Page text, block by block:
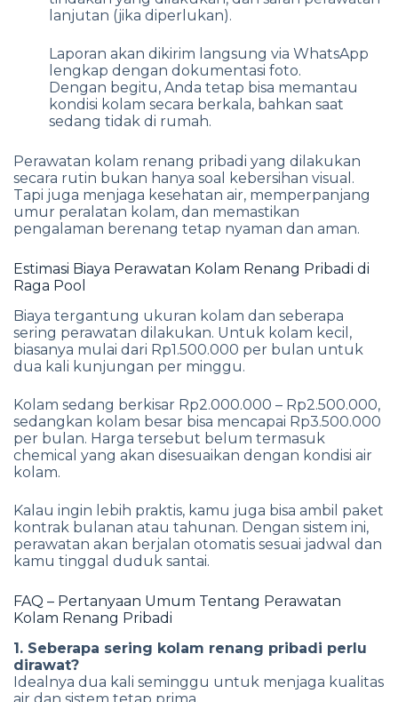
lanjutan (jika diperlukan).
Laporan akan dikirim langsung via WhatsApp
lengkap dengan dokumentasi foto.
Dengan begitu, Anda tetap bisa memantau
kondisi kolam secara berkala, bahkan saat
sedang tidak di rumah.
Perawatan kolam renang pribadi yang dilakukan
secara rutin bukan hanya soal kebersihan visual.
Tapi juga menjaga kesehatan air, memperpanjang
umur peralatan kolam, dan memastikan
pengalaman berenang tetap nyaman dan aman.
Estimasi Biaya Perawatan Kolam Renang Pribadi di
Raga Pool
Biaya tergantung ukuran kolam dan seberapa
sering perawatan dilakukan. Untuk kolam kecil,
biasanya mulai dari Rp1.500.000 per bulan untuk
dua kali kunjungan per minggu.
Kolam sedang berkisar Rp2.000.000 – Rp2.500.000,
sedangkan kolam besar bisa mencapai Rp3.500.000
per bulan. Harga tersebut belum termasuk
chemical yang akan disesuaikan dengan kondisi air
kolam.
Kalau ingin lebih praktis, kamu juga bisa ambil paket
kontrak bulanan atau tahunan. Dengan sistem ini,
perawatan akan berjalan otomatis sesuai jadwal dan
kamu tinggal duduk santai.
FAQ – Pertanyaan Umum Tentang Perawatan
Kolam Renang Pribadi
1. Seberapa sering kolam renang pribadi perlu
dirawat?
Idealnya dua kali seminggu untuk menjaga kualitas